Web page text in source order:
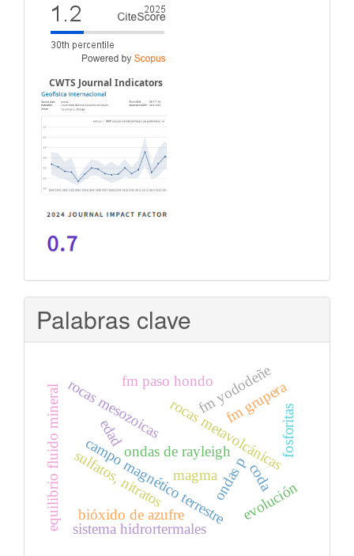
CWTS Journal Indicators
Palabras clave
ondas de rayleigh
campo magnético terrestrerocas metavolcánicas
rocas mesozoicas
equilibrio fluido mineral sistema hidrortermales
ondas p
sulfatos, nitratos
fm yododeñe
fm grupera
fm paso hondo
coda
magma
evolución
edad
bióxido de azufre
fosforitas